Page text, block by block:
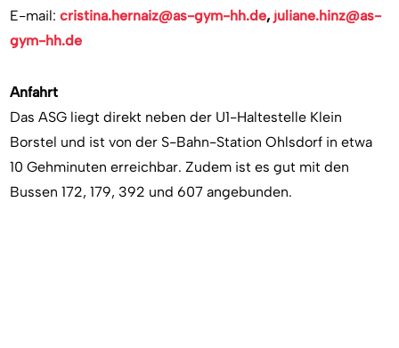
E-mail:cristina.hernaiz@as-gym-hh.de, juliane.hinz@as-
gym-hh.de
Anfahrt
Das ASG liegt direkt neben der U1-Haltestelle Klein
Borstel und ist von der S-Bahn-Station Ohlsdorf in etwa
10 Gehminuten erreichbar. Zudem ist es gut mit den
Bussen 172, 179, 392 und 607 angebunden.